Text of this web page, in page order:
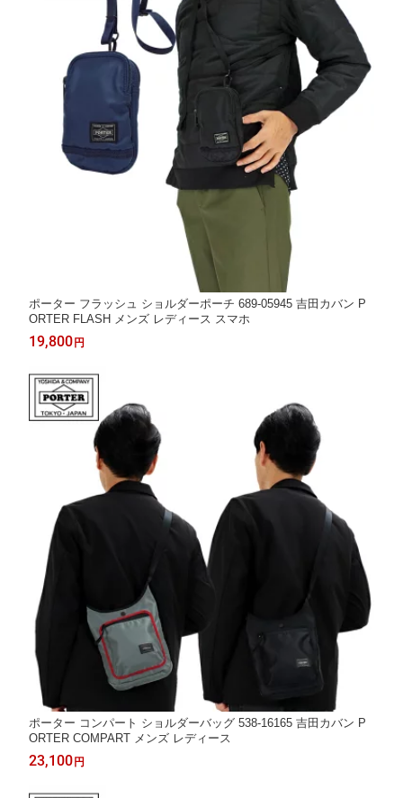
ポーター フラッシュ ショルダーポーチ 689-05945 吉田カバン P
ORTER FLASH メンズ レディース スマホ
19,800円
ポーター コンパート ショルダーバッグ 538-16165 吉田カバン P
ORTER COMPART メンズ レディース
23,100円